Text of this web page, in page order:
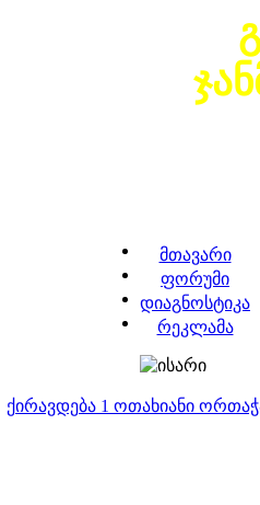
მთავარი
ფორუმი
დიაგნოსტიკა
რეკლამა
ქირავდება 1 ოთახიანი